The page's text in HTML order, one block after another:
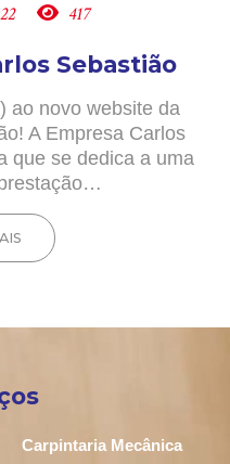
417
Sebastião
ao novo website da
A Empresa Carlos
que se dedica a uma
Carpintaria Mecânica